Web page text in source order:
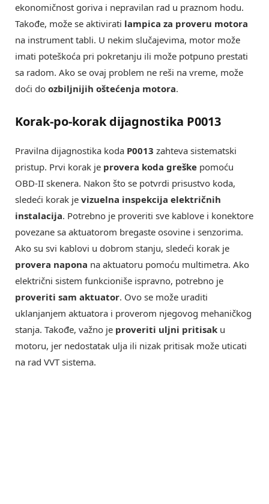
ekonomičnost goriva i nepravilan rad u praznom hodu.
Takođe, može se aktivirati lampica za proveru motora
na instrument tabli. U nekim slučajevima, motor može
imati poteškoća pri pokretanju ili može potpuno prestati
sa radom. Ako se ovaj problem ne reši na vreme, može
doći do ozbiljnijih oštećenja motora.
Korak-po-korak dijagnostika P0013
Pravilna dijagnostika koda P0013 zahteva sistematski
pristup. Prvi korak je provera koda greške pomoću
OBD-II skenera. Nakon što se potvrdi prisustvo koda,
sledeći korak je vizuelna inspekcija električnih
instalacija. Potrebno je proveriti sve kablove i konektore
povezane sa aktuatorom bregaste osovine i senzorima.
Ako su svi kablovi u dobrom stanju, sledeći korak je
provera napona na aktuatoru pomoću multimetra. Ako
električni sistem funkcioniše ispravno, potrebno je
proveriti sam aktuator. Ovo se može uraditi
uklanjanjem aktuatora i proverom njegovog mehaničkog
stanja. Takođe, važno je proveriti uljni pritisak u
motoru, jer nedostatak ulja ili nizak pritisak može uticati
na rad VVT sistema.